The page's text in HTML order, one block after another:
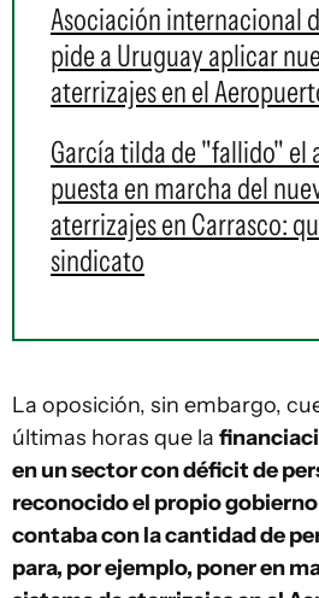
Asociación internacional
pide a Uruguay aplicar
aterrizajes en el
García tilda de "fallido" el
puesta en marcha del
aterrizajes en Carrasco:
sindicato
La oposición, sin embargo,
últimas horas que la
en un sector con déficit de
reconocido el propio gobierno
contaba con la cantidad de
para, por ejemplo, poner en